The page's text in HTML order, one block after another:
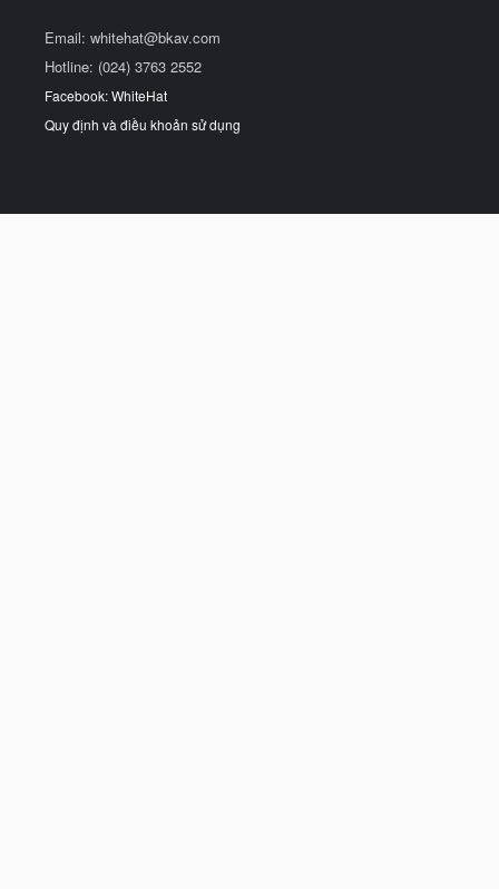
Email: whitehat@bkav.com
Hotline: (024) 3763 2552
Facebook: WhiteHat
Quy định và điều khoản sử dụng